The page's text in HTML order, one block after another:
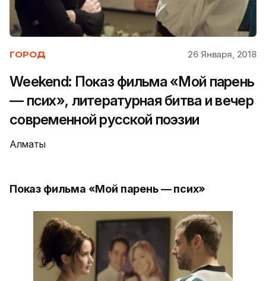
ГОРОД 26 Января, 2018
Weekend: Показ фильма «Мой парень
— псих», литературная битва и вечер
современной русской поэзии
Алматы
Показ фильма «Мой парень — псих»